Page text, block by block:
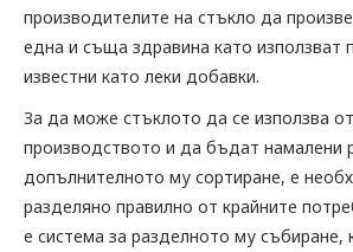
производителите на стъкло да
една и съща здравина като използват
известни като леки добавки.
За да може стъклото да се използва
производството и да бъдат намалени
допълнителното му сортиране, е
разделяно правилно от крайните
е система за разделното му събиране,